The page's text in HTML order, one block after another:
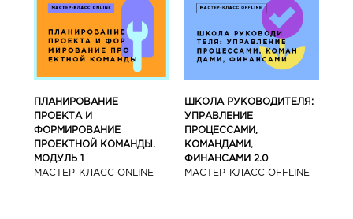
ПЛАНИРОВАНИЕ
ПРОЕКТА И
ФОРМИРОВАНИЕ
ПРОЕКТНОЙ КОМАНДЫ.
МОДУЛЬ 1
МАСТЕР-КЛАСС ONLINE
ШКОЛА РУКОВОДИТЕЛЯ:
УПРАВЛЕНИЕ
ПРОЦЕССАМИ,
КОМАНДАМИ,
ФИНАНСАМИ 2.0
МАСТЕР-КЛАСС OFFLINE